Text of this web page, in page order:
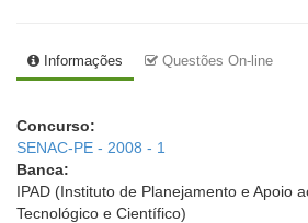
Informações Questões On-line
Concurso:
SENAC-PE - 2008 - 1
Banca:
IPAD (Instituto de Planejamento e Apoio
Tecnológico e Científico)